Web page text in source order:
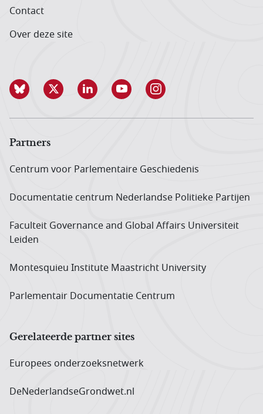
Contact
Over deze site
Partners
Centrum voor Parlementaire Geschiedenis
Documentatie centrum Neder­landse Politieke Partijen
Faculteit Governance and Global Affairs Universiteit
Leiden
Montesquieu Institute Maastricht University
Parlementair Documentatie Centrum
Gerelateerde partner sites
Europees onderzoeks­netwerk
DeNederlandseGrondwet.nl